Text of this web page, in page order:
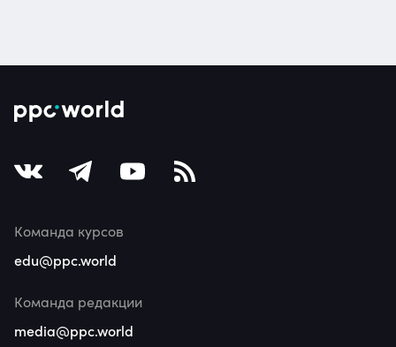
Команда курсов
edu@ppc.world
Команда редакции
media@ppc.world